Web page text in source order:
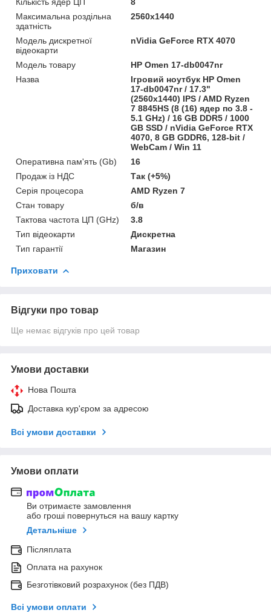
Максимальна роздільна
здатність
2560x1440
Модель дискретної
відеокарти
nVidia GeForce RTX 4070
Модель товару
HP Omen 17-db0047nr
Назва
Ігровий ноутбук HP Omen
17-db0047nr / 17.3"
(2560x1440) IPS / AMD Ryzen
7 8845HS (8 (16) ядер по 3.8 -
5.1 GHz) / 16 GB DDR5 / 1000
GB SSD / nVidia GeForce RTX
4070, 8 GB GDDR6, 128-bit /
WebCam / Win 11
Оперативна пам'ять (Gb)
16
Продаж із НДС
Так (+5%)
Серія процесора
AMD Ryzen 7
Стан товару
б/в
Тактова частота ЦП (GHz)
3.8
Тип відеокарти
Дискретна
Тип гарантії
Магазин
Приховати
Відгуки про товар
Ще немає відгуків про цей товар
Умови доставки
Нова Пошта
Доставка кур'єром за адресою
Всі умови доставки
Умови оплати
Ви отримаєте замовлення
або гроші повернуться на вашу картку
Детальніше
Післяплата
Оплата на рахунок
Безготівковий розрахунок (без ПДВ)
Всі умови оплати